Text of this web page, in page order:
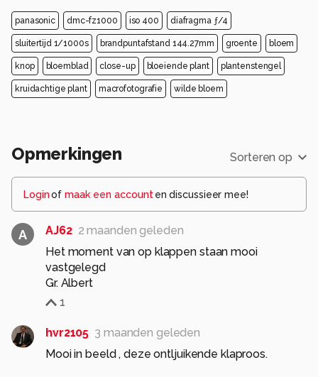
panasonic dmc-fz1000 iso 400 diafragma ƒ/4
sluitertijd 1/1000s brandpuntafstand 144.27mm groente bloem
knop bloemblad close-up bloeiende plant plantenstengel
kruidachtige plant macrofotografie wilde bloem
Opmerkingen Sorteren op
Loginof maak een account en discussieer mee!
A AJ62 2 maanden geleden
Het moment van op klappen staan mooi
vastgelegd
Gr. Albert
1
hvr2105 3 maanden geleden
Mooi in beeld , deze ontljuikende klaproos.